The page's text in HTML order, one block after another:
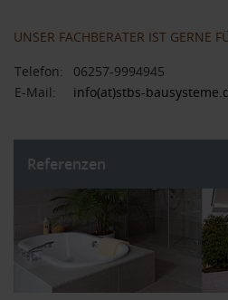
UNSER FACHBERATER IST GERNE
Telefon:
06257-9994945
E-Mail:
info(at)stbs-
Referenzen